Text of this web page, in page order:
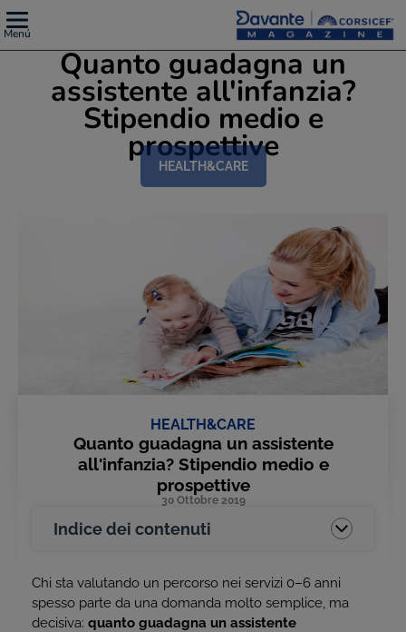
Menú
Quanto guadagna un
assistente all'infanzia?
Stipendio medio e
prospettive
HEALTH&CARE
HEALTH&CARE
Quanto guadagna un assistente
all'infanzia? Stipendio medio e
prospettive
30 Ottobre 2019
Indice dei contenuti
Chi sta valutando un percorso nei servizi 0–6 anni
spesso parte da una domanda molto semplice, ma
decisiva: quanto guadagna un assistente